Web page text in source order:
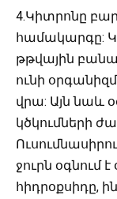
4.Կիտրոնը
համակարգը:
թթվային
ունի
վրա: Այն նաև
կծկումների
ջուրն օգնում
հիդրօքսիդը,